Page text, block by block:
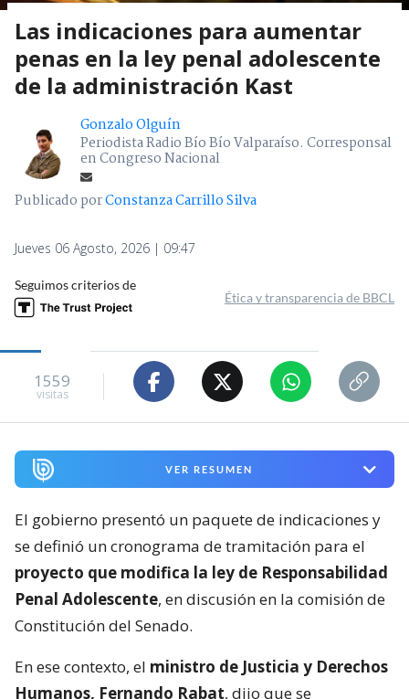
Las indicaciones para aumentar
penas en la ley penal adolescente
de la administración Kast
Gonzalo Olguín
Periodista Radio Bío Bío Valparaíso. Corresponsal
en Congreso Nacional
Publicado porConstanza Carrillo Silva
Jueves 06 Agosto, 2026 | 09:47
Seguimos criterios de
Ética y transparencia de BBCL
1559
visitas
VER RESUMEN
El gobierno presentó un paquete de indicaciones y
se definió un cronograma de tramitación para el
proyecto que modifica la ley de Responsabilidad
Penal Adolescente, en discusión en la comisión de
Constitución del Senado.
En ese contexto, el ministro de Justicia y Derechos
Humanos, Fernando Rabat, dijo que se